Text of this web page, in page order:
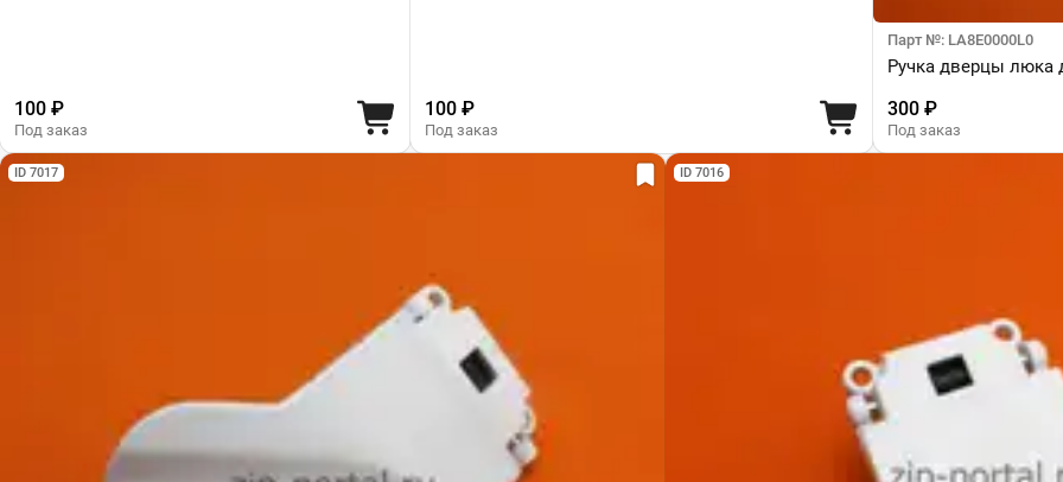
100 ₽
Под заказ
100 ₽
Под заказ
Парт №: LA8E0000L0
Ручка дверцы люка
300 ₽
Под заказ
ID 7017 ID 7016